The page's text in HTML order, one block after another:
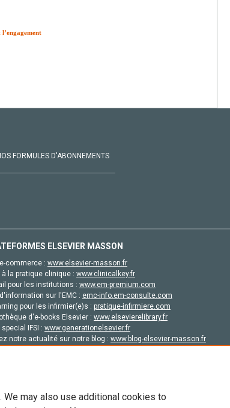
FORMULES D'ABONNEMENTS
ELSEVIER MASSON
commerce : www.elsevier-masson.fr
à la pratique clinique : www.clinicalkey.fr
pour les institutions : www.em-premium.com
sur l'EMC : emc-info.em-consulte.com
pour les infirmier(e)s : pratique-infirmiere.com
d'e-books Elsevier : www.elsevierelibrary.fr
special IFSI : www.generationelsevier.fr
notre actualité sur notre blog : www.blog-elsevier-masson.fr
may also use additional cookies to